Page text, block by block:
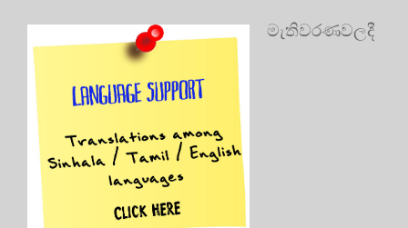
මැතිවරණවලදී